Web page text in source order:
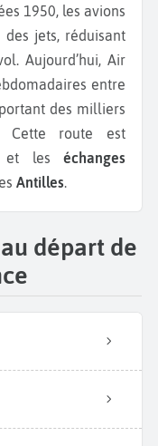
1950, les avions
jets, réduisant
Aujourd’hui, Air
entre
des milliers
Cette route est
et les échanges
Antilles.
départ de